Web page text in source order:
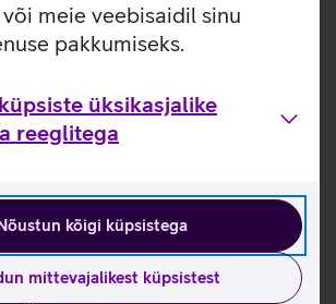
meie veebisaidil sinu
pakkumiseks.
üksikasjalike
reeglitega
kõigi küpsistega
mittevajalikest küpsistest